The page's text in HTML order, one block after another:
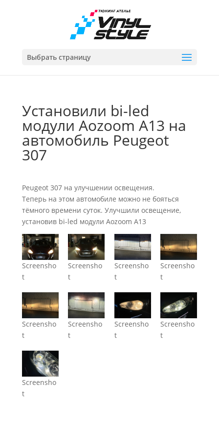
Выбрать страницу
Установили bi-led
модули Aozoom A13 на
автомобиль Peugeot
307
Peugeot 307 на улучшении освещения.
Теперь на этом автомобиле можно не бояться
тёмного времени суток. Улучшили освещение,
установив bi-led модули Aozoom A13
Screensho
t
Screensho
t
Screensho
t
Screensho
t
Screensho
t
Screensho
t
Screensho
t
Screensho
t
Screensho
t